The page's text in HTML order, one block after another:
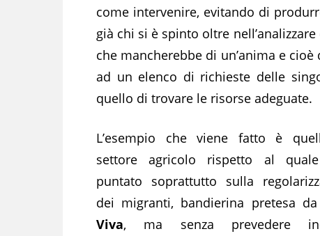
come intervenire, evitando di
già chi si è spinto oltre
che mancherebbe di un’anima e
ad un elenco di richieste delle
quello di trovare le risorse adeguate.
L’esempio che viene fatto è
settore agricolo rispetto al
puntato soprattutto sulla
dei migranti, bandierina pretesa da
Viva, ma senza prevedere